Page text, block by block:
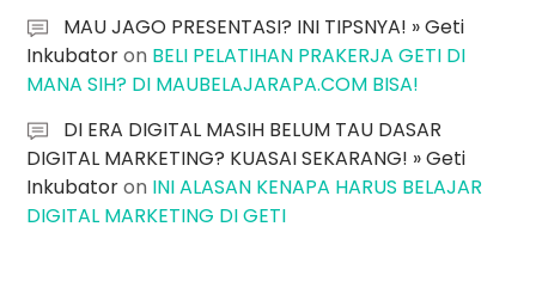
MAU JAGO PRESENTASI? INI TIPSNYA! » Geti
Inkubatoron BELI PELATIHAN PRAKERJA GETI DI
MANA SIH? DI MAUBELAJARAPA.COM BISA!
DI ERA DIGITAL MASIH BELUM TAU DASAR
DIGITAL MARKETING? KUASAI SEKARANG! » Geti
Inkubatoron INI ALASAN KENAPA HARUS BELAJAR
DIGITAL MARKETING DI GETI